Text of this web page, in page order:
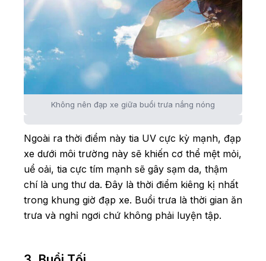
Không nên đạp xe giữa buổi trưa nắng nóng
Ngoài ra thời điểm này tia UV cực kỳ mạnh, đạp
xe dưới môi trường này sẽ khiến cơ thể mệt mỏi,
uể oải, tia cực tím mạnh sẽ gây sạm da, thậm
chí là ung thư da. Đây là thời điểm kiêng kị nhất
trong khung giờ đạp xe. Buổi trưa là thời gian ăn
trưa và nghỉ ngơi chứ không phải luyện tập.